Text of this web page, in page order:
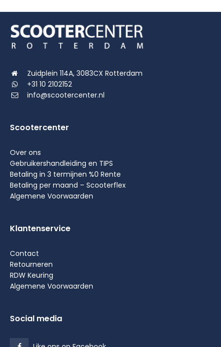
Zuidplein 114A, 3083CX Rotterdam
+31 10 2102152
info@scootercenter.nl
Scootercenter
Over ons
Gebruikershandleiding en TIPS
Betaling in 3 termijnen %0 Rente
Betaling per maand – Scooterflex
Algemene Voorwaarden
Klantenservice
Contact
Retourneren
RDW Keuring
Algemene Voorwaarden
Social media